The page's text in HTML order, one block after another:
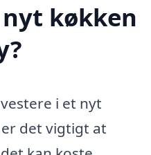
køkken
i et nyt
det vigtigt at